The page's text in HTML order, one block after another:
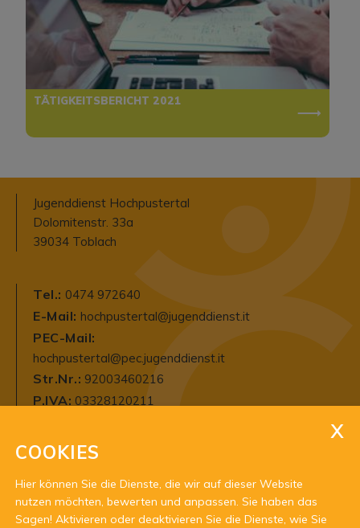
TÄTIGKEITSBERICHT 2021
Jugenddienst Hochpustertal
Dolomitenstr. 33a
39034 Toblach
Tel.: 0474 972640
E-Mail: hochpustertal@jugenddienst.it
PEC-Mail:
hochpustertal@pec.jugenddienst.it
Str.Nr.: 92003460216
P.IVA: 03328120211
Büroöffnungszeiten:
Mittwochs10:00-12:00 Uhr
COOKIES
Hier können Sie die Dienste, die wir auf dieser Website
nutzen möchten, bewerten und anpassen. Sie haben das
Sagen! Aktivieren oder deaktivieren Sie die Dienste, wie Sie